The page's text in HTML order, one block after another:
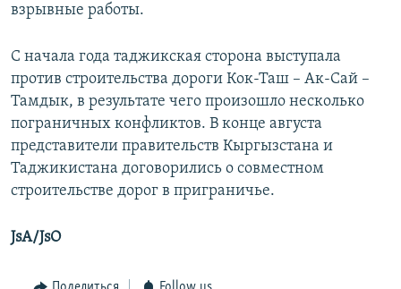
взрывные работы.
С начала года таджикская сторона выступала
против строительства дороги Кок-Таш – Ак-Сай –
Тамдык, в результате чего произошло несколько
пограничных конфликтов. В конце августа
представители правительств Кыргызстана и
Таджикистана договорились о совместном
строительстве дорог в приграничье.
JsA/JsO